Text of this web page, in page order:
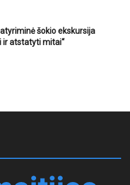
šokio ekskursija
ir atstatyti mitai“